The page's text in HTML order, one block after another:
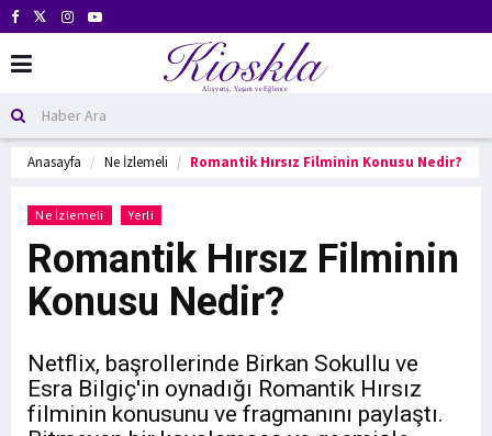
Anasayfa Ne İzlemeli Romantik Hırsız Filminin Konusu Nedir?
Ne İzlemeli Yerli
Romantik Hırsız Filminin
Konusu Nedir?
Netflix, başrollerinde Birkan Sokullu ve
Esra Bilgiç'in oynadığı Romantik Hırsız
filminin konusunu ve fragmanını paylaştı.